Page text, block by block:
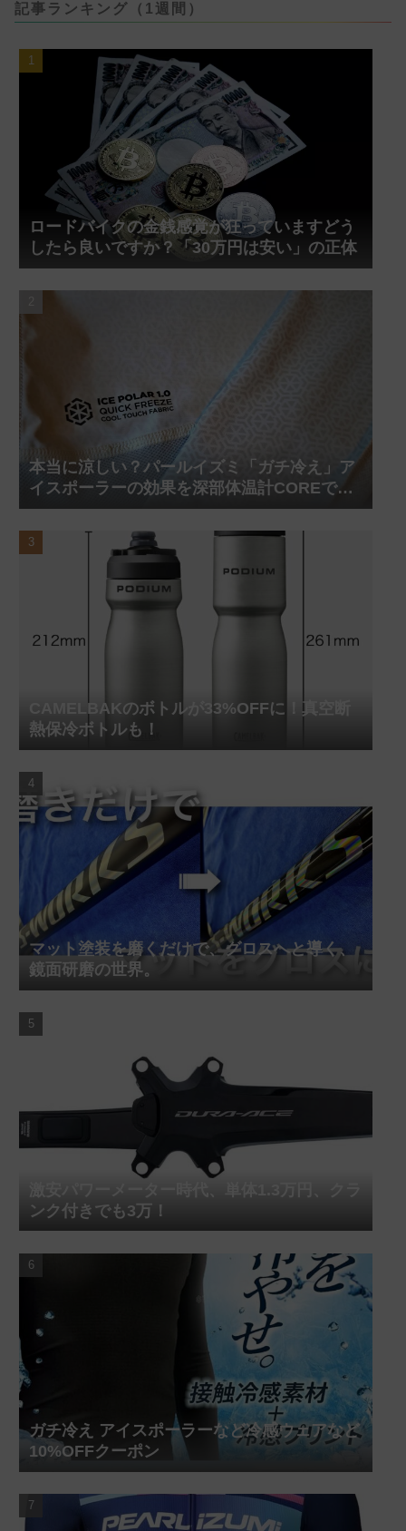
記事ランキング（1週間）
ロードバイクの金銭感覚が狂っていますどう
したら良いですか？「30万円は安い」の正体
本当に涼しい？パールイズミ「ガチ冷え」ア
イスポーラーの効果を深部体温計COREで測
ってみた
CAMELBAKのボトルが33%OFFに！真空断
熱保冷ボトルも！
マット塗装を磨くだけで、グロスへと導く、
鏡面研磨の世界。
ンク付きでも3万！
ガチ冷え アイスポーラーなど冷感ウェアなど
10%OFFクーポン